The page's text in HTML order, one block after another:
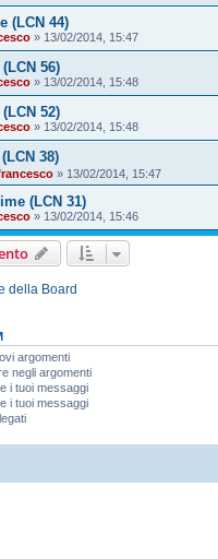
(LCN 44)
» 13/02/2014, 15:47
56)
» 13/02/2014, 15:48
(LCN 52)
» 13/02/2014, 15:48
38)
» 13/02/2014, 15:47
(LCN 31)
» 13/02/2014, 15:46
della Board
argomenti
negli argomenti
i tuoi messaggi
i tuoi messaggi